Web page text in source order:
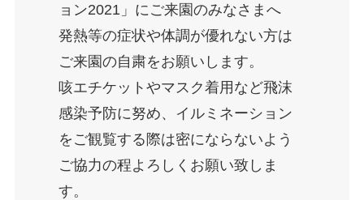
ョン2021」にご来園のみなさまへ
発熱等の症状や体調が優れない方は
ご来園の自粛をお願いします。
咳エチケットやマスク着用など飛沫
感染予防に努め、イルミネーション
をご観覧する際は密にならないよう
ご協力の程よろしくお願い致しま
す。